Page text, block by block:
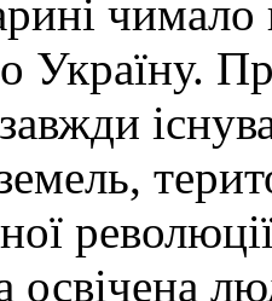
Україну.
освічена